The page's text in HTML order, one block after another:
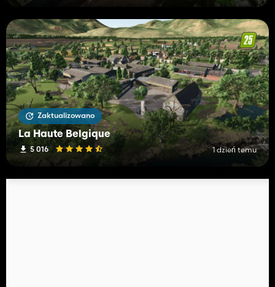
Zaktualizowano
La Haute Belgique
5 016 1 dzień temu